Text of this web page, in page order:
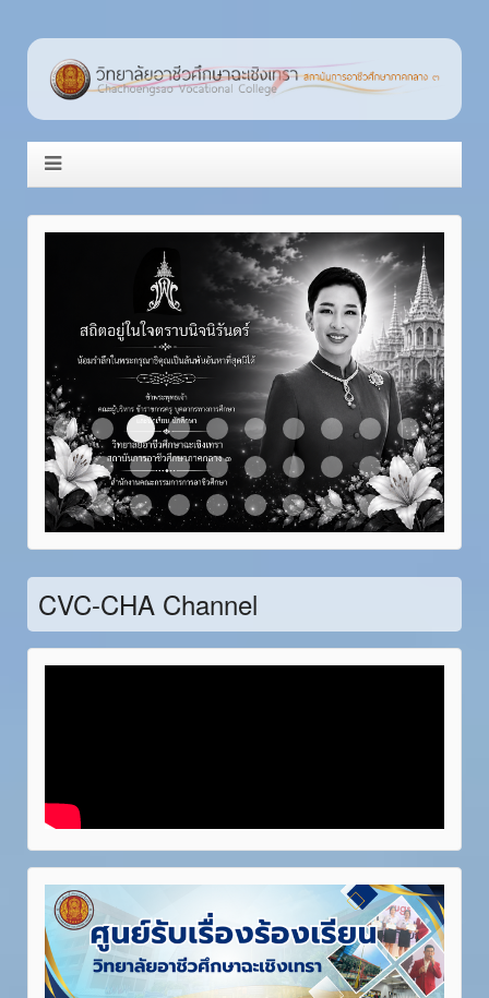
Item 1 Item 2Item 3
Item 4 Item 5 Item 6 Item 7 Item 8Item 9Item 10
Item 11Item 12Item 13Item 14Item 15Item 16 Item 17Item 18Item 19Item 20
Item 21Item 22Item 23Item 24Item 25Item 26Item 27Item 28
CVC-CHA Channel